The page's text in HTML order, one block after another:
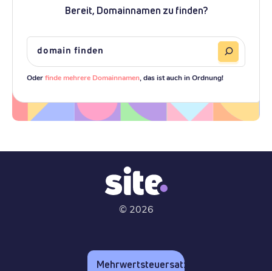
Bereit, Domainnamen zu finden?
Oderfinde mehrere Domainnamen , das ist auch in Ordnung!
© 2026
Mehrwertsteuersatz